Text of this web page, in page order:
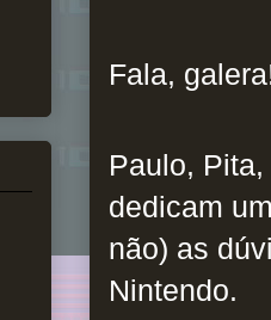
Fala,
Paulo,
dedicam
não) as
Nintendo.